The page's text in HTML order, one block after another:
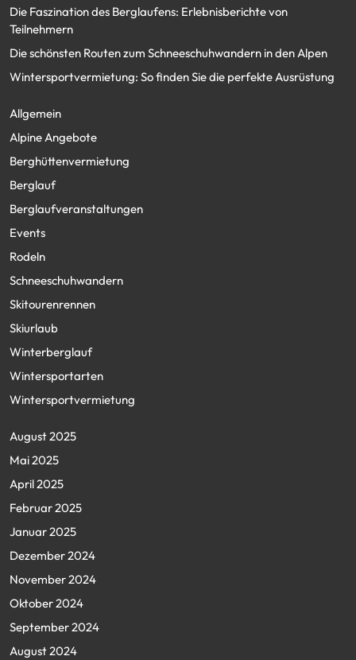
Die Faszination des Berglaufens: Erlebnisberichte von
Teilnehmern
Die schönsten Routen zum Schneeschuhwandern in den Alpen
Wintersportvermietung: So finden Sie die perfekte Ausrüstung
Allgemein
Alpine Angebote
Berghüttenvermietung
Berglauf
Berglaufveranstaltungen
Events
Rodeln
Schneeschuhwandern
Skitourenrennen
Skiurlaub
Winterberglauf
Wintersportarten
Wintersportvermietung
August 2025
Mai 2025
April 2025
Februar 2025
Januar 2025
Dezember 2024
November 2024
Oktober 2024
September 2024
August 2024